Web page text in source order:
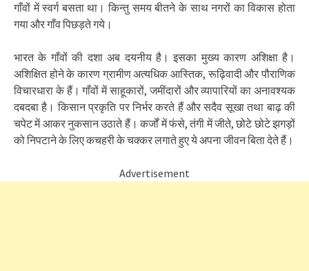
गाँवों में स्वर्ग बसता था। किन्तु समय बीतने के साथ नगरों का विकास होता
गया और गाँव पिछड़ते गये।
भारत के गाँवों की दशा अब दयनीय है। इसका मुख्य कारण अशिक्षा है।
अशिक्षित होने के कारण ग्रामीण अत्यधिक आस्तिक, रूढ़िवादी और पौराणिक
विचारधारा के हैं। गाँवों में साहूकारों, जमींदारों और व्यापारियों का अनावश्यक
दबदबा है। किसान प्रकृति पर निर्भर करते हैं और सदैव सूखा तथा बाढ़ की
चपेट में आकर नुकसान उठाते हैं। कर्जों में फंसे, तंगी में जीते, छोटे छोटे झगड़ों
को निपटाने के लिए कचहरी के चक्कर लगाते हुए ये अपना जीवन बिता देते हैं।
Advertisement